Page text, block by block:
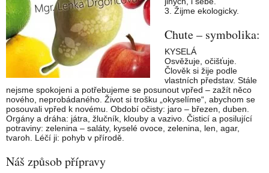
3. Žijme ekologicky.
Chute – symbolika:
KYSELÁ
Osvěžuje, očišťuje.
Člověk si žije podle
vlastních představ. Stále
nejsme spokojeni a potřebujeme se posunout vpřed – zažít něco
nového, neprobádaného. Život si trošku „okyselíme“, abychom se
posouvali vpřed k novému. Období očisty: jaro – březen, duben.
Orgány a dráha: játra, žlučník, klouby a vazivo. Čisticí a posilující
potraviny: zelenina – saláty, kyselé ovoce, zelenina, len, agar,
tvaroh. Léčí ji: pohyb v přírodě.
Náš způsob přípravy